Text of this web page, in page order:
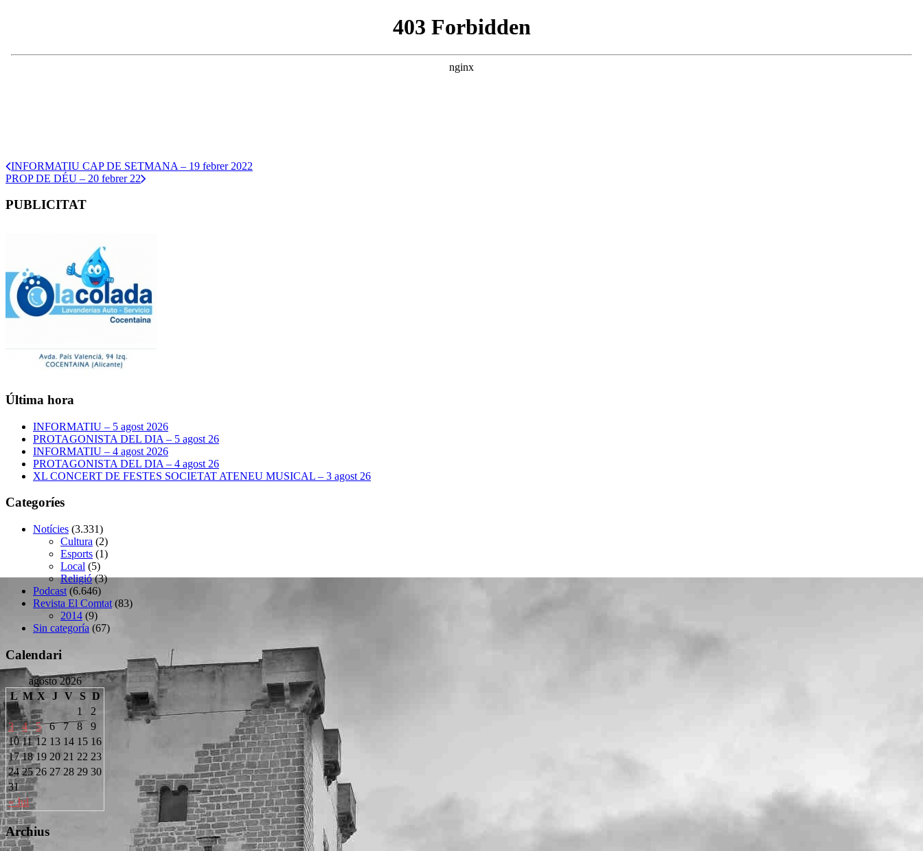
INFORMATIU CAP DE SETMANA – 19 febrer 2022
PROP DE DÉU – 20 febrer 22
PUBLICITAT
Última hora
INFORMATIU – 5 agost 2026
PROTAGONISTA DEL DIA – 5 agost 26
INFORMATIU – 4 agost 2026
PROTAGONISTA DEL DIA – 4 agost 26
XL CONCERT DE FESTES SOCIETAT ATENEU MUSICAL – 3 agost 26
Categoríes
Notícies (3.331)
Cultura (2)
Esports (1)
Local (5)
Religió(3)
Podcast (6.646)
Revista El Comtat (83)
2014 (9)
Sin categoría (67)
Calendari
agosto 2026
L M X J V S D
« Jul
1
2
3
4 5 6 7 8
9
10 11 12 13 14 15 16
17 18 19 20 21 22 23
24 25 26 27 28 29 30
31
Archius